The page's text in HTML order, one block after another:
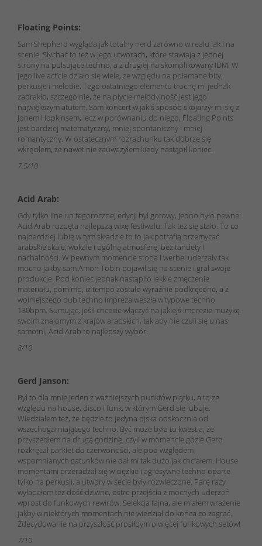
Floating Points:
Sam Shepherd wygląda jak totalny nerd zarówno w realu jak i na
scenie. Słychać to też w jego utworach, które stawiają z jednej
strony na pulsujące techno, a z drugiej na skomplikowany IDM. W
jego live act’cie działo się wiele, ze względu na połamane bity,
perkusje i melodie. Tego ostatniego elementu trochę mi jednak
zabrakło, szczególnie, że na płycie melodyjność jest jego
największym atutem. Sam koncert w jakiś sposób skojarzył mi się z
Jonem Hopkinsem, lecz w porównaniu do niego, Floating Points
jest bardziej matematyczny, mniej spontaniczny i mniej
romantyczny. W ostatecznym rozrachunku tak dobrze się
wkręciłem, że nawet nie zauważyłem kiedy nastąpił koniec.
7.5/10
Acid Arab:
Gdy tylko line up tegorocznej edycji był gotowy, jedno było pewne:
Acid Arab rozpęta najlepszą wixę festiwalu. Tak też się stało. To co
najbardziej lubię w tym składzie to to jak potrafią przemycać
arabskie skale, wokale i ogólną atmosferę, bez tandety i
nachalności. W pewnym momencie stopa i werbel uderzały tak
mocno jakby sam Amon Tobin pojawił się na scenie i grał swoje
produkcje. Pod koniec jednak nastąpiło lekkie zmęczenie
materiału, pomimo, iż tempo zostało wyraźnie podkręcone, a z
wolniejszego dub techno impreza weszła w typowe techno
130bpm. Sumując, jeśli chcecie włączyć na jakiejś imprezie muzykę
swoim znajomym z krajów arabskich, tak aby nie czuli się u nas
samotni, Acid Arab to najlepszy wybór.
8/10
Gerd Janson:
Był to dla mnie jeden z ważniejszych punktów piątku, a to ze
względu na house, disco i funk, w którym Gerd się lubuje.
Wiedziałem też, że będzie to jedyna djska odskocznia od
wszechogarniającego techno. Być może była to kwestia, że
przyszedłem na drugą godzinę, czyli w momencie gdzie Gerd
rozkręcał parkiet do czerwoności, ale pod względem
wspomnianych gatunków nie dał mi tak dużo jak chciałem. House
momentami przeradzał się w ciężkie i agresywne techno oparte
tylko na perkusji, a utwory w secie były rozwleczone. Parę razy
wyłapałem też dość dziwne, ostre przejścia z mocnych uderzeń
wprost do funkowych rewirów. Selekcja fajna, ale miałem wrażenie
jakby w niektórych momentach nie wiedział do końca co zagrać.
Zdecydowanie na przyszłość prosiłbym o więcej funkowych setów!
7/10